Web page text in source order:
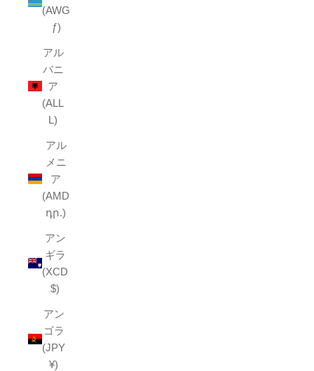
(AWG
ƒ)
アル
バニ
ア
(ALL
L)
アル
メニ
ア
(AMD
դր.)
アン
ギラ
(XCD
$)
アン
ゴラ
(JPY
¥)